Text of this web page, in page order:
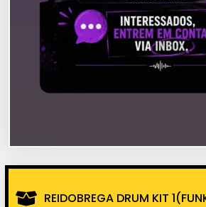
REIDOBREGA DRUM KIT